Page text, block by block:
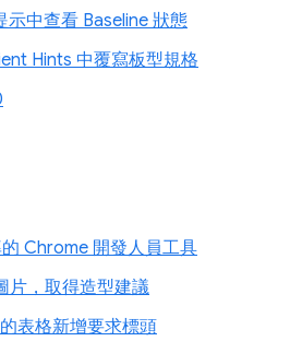
示中查看 Baseline 狀態
Hints 中覆寫板型規格
Chrome 開發人員工具
片，取得造型建議
表格新增要求標頭